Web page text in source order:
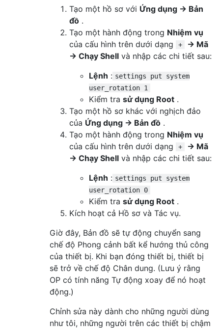
Tạo một hồ sơ với Ứng dụng → Bản
đồ .
Tạo một hành động trong Nhiệm vụ
của cấu hình trên dưới dạng
+
→ Mã
→ Chạy Shell và nhập các chi tiết sau:
Lệnh : settings put system
user_rotation 1
Kiểm tra sử dụng Root .
Tạo một hồ sơ khác với nghịch đảo
của Ứng dụng → Bản đồ .
Tạo một hành động trong Nhiệm vụ
của cấu hình trên dưới dạng
+
→ Mã
→ Chạy Shell và nhập các chi tiết sau:
Lệnh : settings put system
user_rotation 0
Kiểm tra sử dụng Root .
Kích hoạt cả Hồ sơ và Tác vụ.
Giờ đây, Bản đồ sẽ tự động chuyển sang
chế độ Phong cảnh bất kể hướng thủ công
của thiết bị. Khi bạn đóng thiết bị, thiết bị
sẽ trở về chế độ Chân dung. (Lưu ý rằng
OP có tính năng Tự động xoay để nó hoạt
động.)
Chỉnh sửa này dành cho những người dùng
như tôi, những người trên các thiết bị chậm